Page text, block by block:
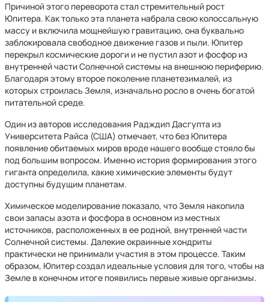
Причиной этого переворота стал стремительный рост
Юпитера. Как только эта планета набрала свою колоссальную
массу и включила мощнейшую гравитацию, она буквально
заблокировала свободное движение газов и пыли. Юпитер
перекрыл космические дороги и не пустил азот и фосфор из
внутренней части Солнечной системы на внешнюю периферию.
Благодаря этому второе поколение планетезималей, из
которых строилась Земля, изначально росло в очень богатой
питательной среде.
Один из авторов исследования Радждип Дасгупта из
Университета Райса (США) отмечает, что без Юпитера
появление обитаемых миров вроде нашего вообще стояло бы
под большим вопросом. Именно история формирования этого
гиганта определила, какие химические элементы будут
доступны будущим планетам.
Химическое моделирование показало, что Земля накопила
свои запасы азота и фосфора в основном из местных
источников, расположенных в ее родной, внутренней части
Солнечной системы. Далекие окраинные хондриты
практически не принимали участия в этом процессе. Таким
образом, Юпитер создал идеальные условия для того, чтобы на
Земле в конечном итоге появились первые живые организмы.